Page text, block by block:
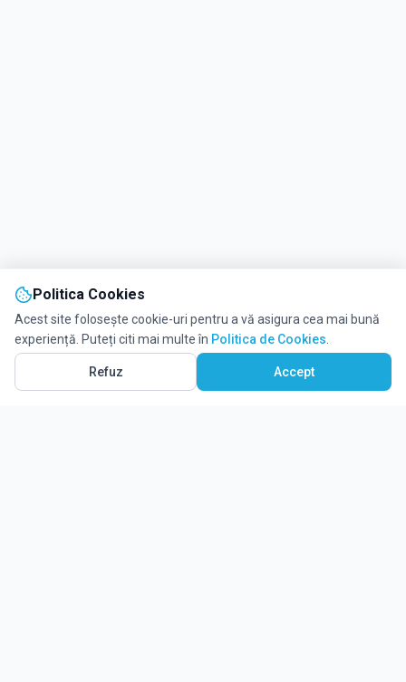
Vezi pe Hartă
Politica Cookies
Acest site folosește cookie-uri pentru a vă asigura cea mai bună
experiență. Puteți citi mai multe în Politica de Cookies
Refuz Accept